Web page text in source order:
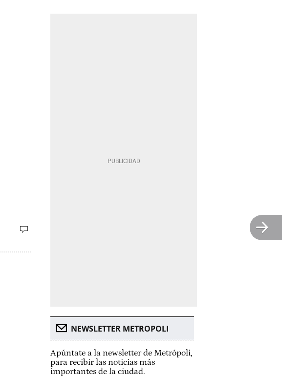
NEWSLETTER METROPOLI
Apúntate a la newsletter de Metrópoli,
para recibir las noticias más
importantes de la ciudad.